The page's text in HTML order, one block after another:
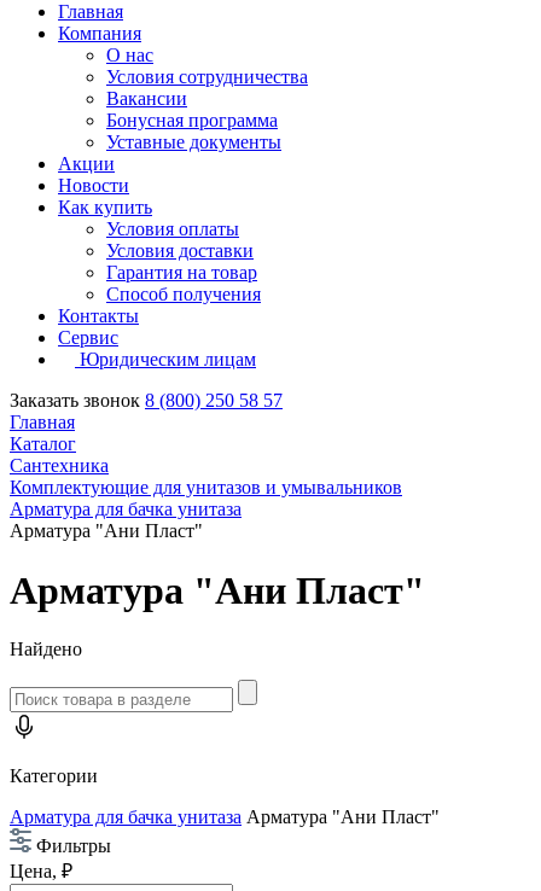
Главная
Компания
О нас
Условия сотрудничества
Вакансии
Бонусная программа
Уставные документы
Акции
Новости
Как купить
Условия оплаты
Условия доставки
Гарантия на товар
Способ получения
Контакты
Сервис
Юридическим лицам
Заказать звонок 8 (800) 250 58 57
Главная
Каталог
Сантехника
Комплектующие для унитазов и умывальников
Арматура для бачка унитаза
Арматура "Ани Пласт"
Арматура "Ани Пласт"
Найдено
Категории
Арматура для бачка унитаза Арматура "Ани Пласт"
Фильтры
Цена, ₽